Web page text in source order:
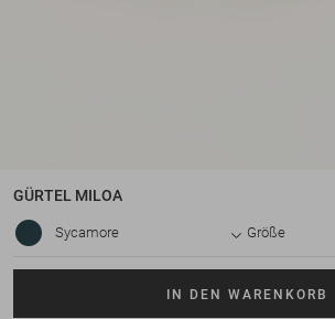
GÜRTEL MILOA
Sycamore Größe
IN DEN WARENKORB